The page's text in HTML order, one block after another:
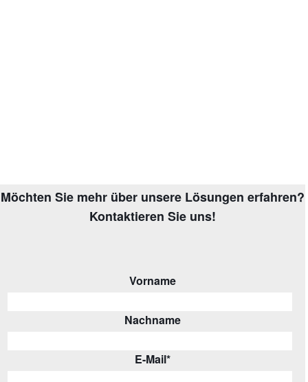
Möchten Sie mehr über unsere Lösungen erfahren?
Kontaktieren Sie uns!
Vorname
Nachname
E-Mail*